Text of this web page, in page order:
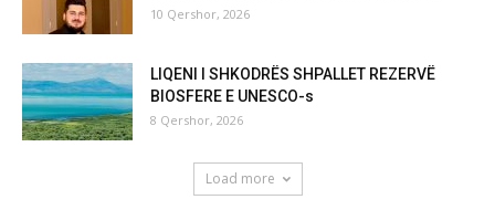
10 Qershor, 2026
LIQENI I SHKODRËS SHPALLET REZERVË
BIOSFERE E UNESCO-s
8 Qershor, 2026
Load more